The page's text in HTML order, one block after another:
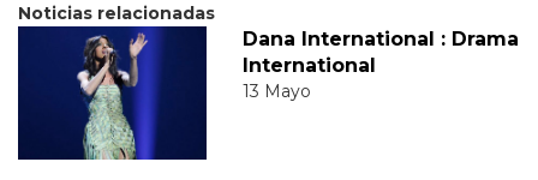
Noticias relacionadas
Dana International : Drama
International
13 Mayo